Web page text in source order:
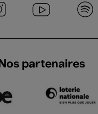
Nos partenaires